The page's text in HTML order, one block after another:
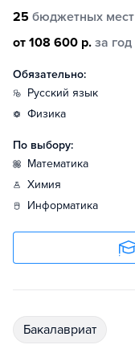
25 бюджетных мест
от 108 600 р. за год
Обязательно:
русский язык
физика
По выбору:
математика
химия
информатика
бакалавриат